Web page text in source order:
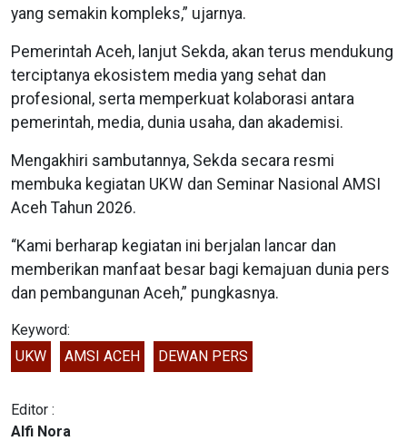
yang semakin kompleks,” ujarnya.
Pemerintah Aceh, lanjut Sekda, akan terus mendukung
terciptanya ekosistem media yang sehat dan
profesional, serta memperkuat kolaborasi antara
pemerintah, media, dunia usaha, dan akademisi.
Mengakhiri sambutannya, Sekda secara resmi
membuka kegiatan UKW dan Seminar Nasional AMSI
Aceh Tahun 2026.
“Kami berharap kegiatan ini berjalan lancar dan
memberikan manfaat besar bagi kemajuan dunia pers
dan pembangunan Aceh,” pungkasnya.
Keyword:
UKW
AMSI ACEH DEWAN PERS
Editor :
Alfi Nora